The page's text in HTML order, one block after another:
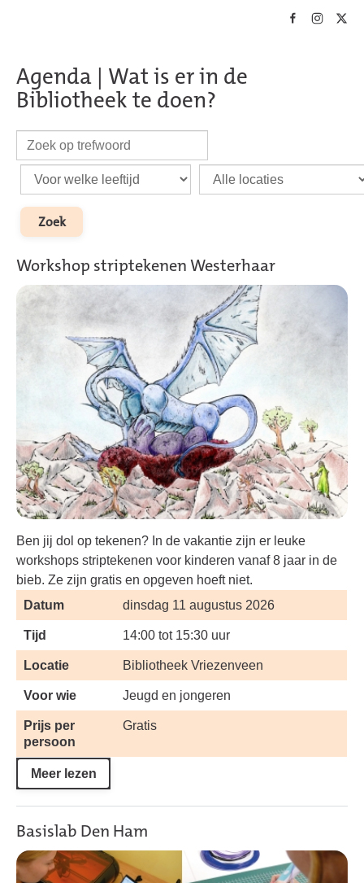
Agenda | Wat is er in de
Bibliotheek te doen?
Workshop striptekenen Westerhaar
Ben jij dol op tekenen? In de vakantie zijn er leuke
workshops striptekenen voor kinderen vanaf 8 jaar in de
bieb. Ze zijn gratis en opgeven hoeft niet.
Datum
dinsdag 11 augustus 2026
Tijd 14:00 tot 15:30 uur
Locatie Bibliotheek Vriezenveen
Voor wie Jeugd en jongeren
Prijs per
persoon
Gratis
Meer lezen
Basislab Den Ham